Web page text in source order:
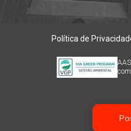
Política de